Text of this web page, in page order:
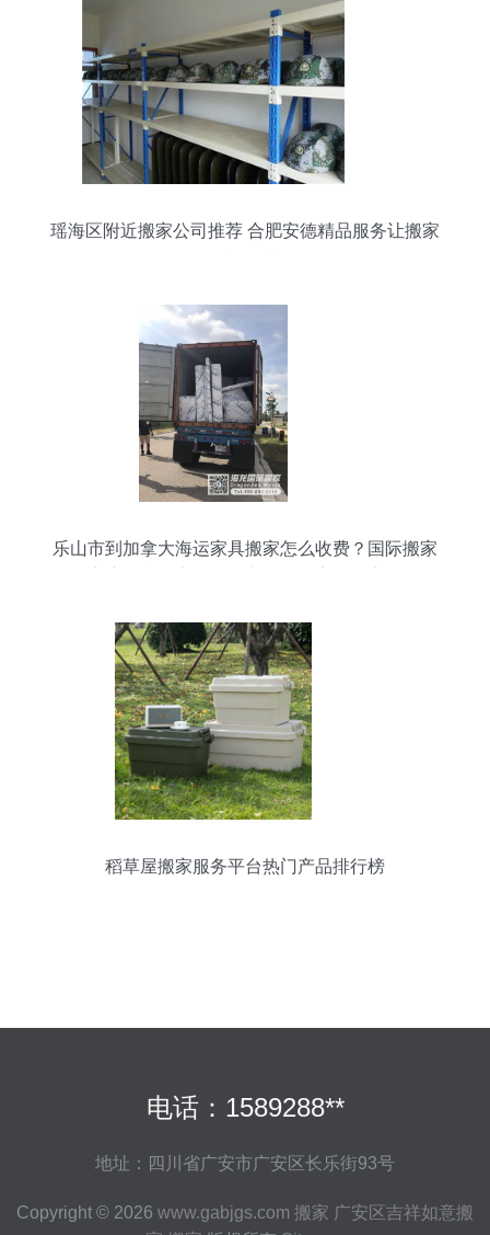
瑶海区附近搬家公司推荐 合肥安德精品服务让搬家
乐山市到加拿大海运家具搬家怎么收费？国际搬家
稻草屋搬家服务平台热门产品排行榜
电话：1589288**
地址：四川省广安市广安区长乐街93号
Copyright © 2026 www.gabjgs.com 搬家 广安区吉祥如意搬